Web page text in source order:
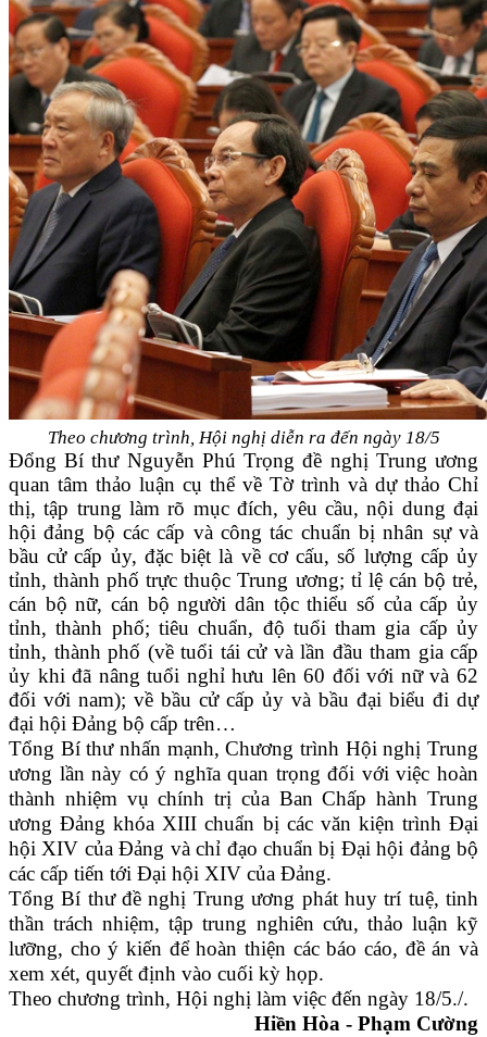
Theo chương trình, Hội nghị diễn ra đến ngày 18/5
Đổng Bí thư Nguyễn Phú Trọng đề nghị Trung ương
quan tâm thảo luận cụ thể về Tờ trình và dự thảo Chỉ
thị, tập trung làm rõ mục đích, yêu cầu, nội dung đại
hội đảng bộ các cấp và công tác chuẩn bị nhân sự và
bầu cử cấp ủy, đặc biệt là về cơ cấu, số lượng cấp ủy
tỉnh, thành phố trực thuộc Trung ương; tỉ lệ cán bộ trẻ,
cán bộ nữ, cán bộ người dân tộc thiểu số của cấp ủy
tỉnh, thành phố; tiêu chuẩn, độ tuổi tham gia cấp ủy
tỉnh, thành phố (về tuổi tái cử và lần đầu tham gia cấp
ủy khi đã nâng tuổi nghỉ hưu lên 60 đối với nữ và 62
đối với nam); về bầu cử cấp ủy và bầu đại biểu đi dự
đại hội Đảng bộ cấp trên…
Tổng Bí thư nhấn mạnh, Chương trình Hội nghị Trung
ương lần này có ý nghĩa quan trọng đối với việc hoàn
thành nhiệm vụ chính trị của Ban Chấp hành Trung
ương Đảng khóa XIII chuẩn bị các văn kiện trình Đại
hội XIV của Đảng và chỉ đạo chuẩn bị Đại hội đảng bộ
các cấp tiến tới Đại hội XIV của Đảng.
Tổng Bí thư đề nghị Trung ương phát huy trí tuệ, tinh
thần trách nhiệm, tập trung nghiên cứu, thảo luận kỹ
lưỡng, cho ý kiến để hoàn thiện các báo cáo, đề án và
xem xét, quyết định vào cuối kỳ họp.
Theo chương trình, Hội nghị làm việc đến ngày 18/5./.
Hiền Hòa - Phạm Cường